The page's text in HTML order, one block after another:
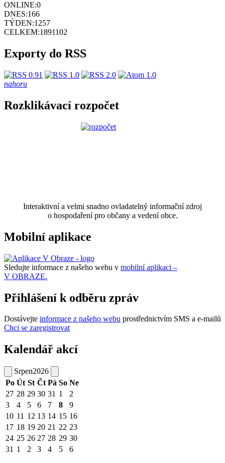
ONLINE:0
DNES:166
TÝDEN:1257
CELKEM:1891102
Exporty do RSS
nahoru
Rozklikávací rozpočet
Interaktivní a velmi snadno ovladatelný informační zdroj
o hospodaření pro občany a vedení obce.
Mobilní aplikace
Sledujte informace z našeho webu v mobilní aplikaci –
V OBRAZE.
Přihlášení k odběru zpráv
Dostávejte informace z našeho webu prostřednictvím SMS a e-mailů
Chci se zaregistrovat
Kalendář akcí
Srpen2026
Po Út St Čt Pá So Ne
27 28 29 30 31 1
2
3
4 5 6 7 8
9
10 11 12 13 14 15 16
17 18 19 20 21 22 23
24 25 26 27 28 29 30
31 1 2 3 4 5 6